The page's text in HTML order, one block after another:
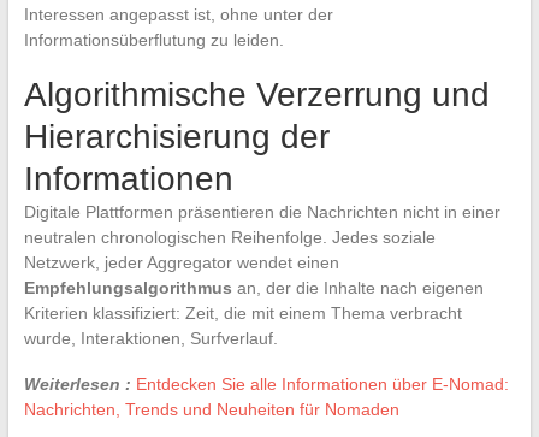
Interessen angepasst ist, ohne unter der
Informationsüberflutung zu leiden.
Algorithmische Verzerrung und
Hierarchisierung der
Informationen
Digitale Plattformen präsentieren die Nachrichten nicht in einer
neutralen chronologischen Reihenfolge. Jedes soziale
Netzwerk, jeder Aggregator wendet einen
Empfehlungsalgorithmus an, der die Inhalte nach eigenen
Kriterien klassifiziert: Zeit, die mit einem Thema verbracht
wurde, Interaktionen, Surfverlauf.
Weiterlesen : Entdecken Sie alle Informationen über E-Nomad:
Nachrichten, Trends und Neuheiten für Nomaden